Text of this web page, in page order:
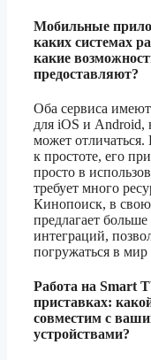
Мобильные
каких системах
какие
предоставляют?
Оба сервиса
для iOS и Android,
может отличаться.
к простоте, его
просто в
требует много
Кинопоиск, в свою
предлагает больше
интеграций,
погружаться в
Работа на Smart
приставках:
совместим с
устройствами?